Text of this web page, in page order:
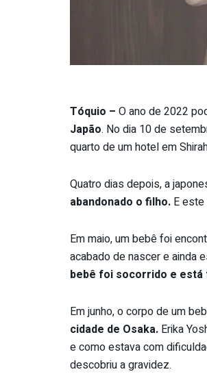
Tóquio – O ano de 2022
Japão. No dia 10 de
quarto de um hotel em
Quatro dias depois, a
abandonado o filho. E
Em maio, um bebê foi
acabado de nascer e ainda
bebê foi socorrido e
Em junho, o corpo de um
cidade de Osaka. Erika
e como estava com
descobriu a gravidez.